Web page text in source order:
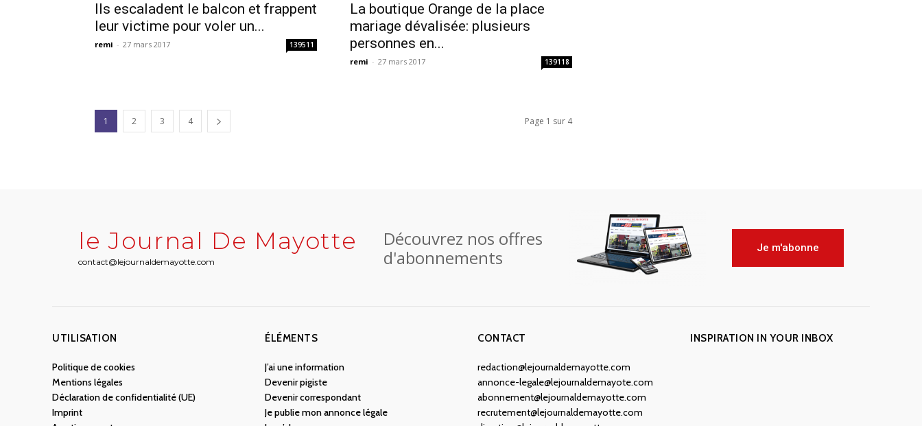
Ils escaladent le balcon et frappent
leur victime pour voler un...
remi - 27 mars 2017 139511
La boutique Orange de la place
mariage dévalisée: plusieurs
personnes en...
remi - 27 mars 2017 139118
1 2 3 4 Page 1 sur 4
le Journal De Mayotte
contact@lejournaldemayotte.com
Découvrez nos offres
d'abonnements
Je m'abonne
UTILISATION
Politique de cookies
Mentions légales
Déclaration de confidentialité (UE)
Imprint
ÉLÉMENTS
J’ai une information
Devenir pigiste
Devenir correspondant
Je publie mon annonce légale
CONTACT
redaction@lejournaldemayotte.com
annonce-legale@lejournaldemayote.com
abonnement@lejournaldemayotte.com
recrutement@lejournaldemayotte.com
INSPIRATION IN YOUR INBOX